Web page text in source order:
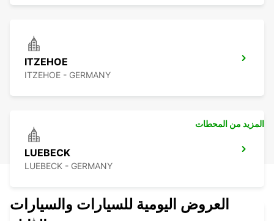
ITZEHOE
ITZEHOE - GERMANY
LUEBECK
LUEBECK - GERMANY
المزيد من المحطات
العروض اليومية للسيارات والسيارات